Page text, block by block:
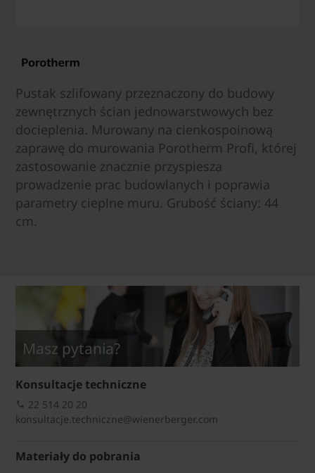
Pustak szlifowany przeznaczony do budowy
zewnętrznych ścian jednowarstwowych bez
docieplenia. Murowany na cienkospoinową
zaprawę do murowania Porotherm Profi, której
zastosowanie znacznie przyspiesza
prowadzenie prac budowlanych i poprawia
parametry cieplne muru. Grubość ściany: 44
cm.
Masz pytania?
Konsultacje techniczne
22 514 20 20
konsultacje.techniczne@wienerberger.com
Materiały do pobrania